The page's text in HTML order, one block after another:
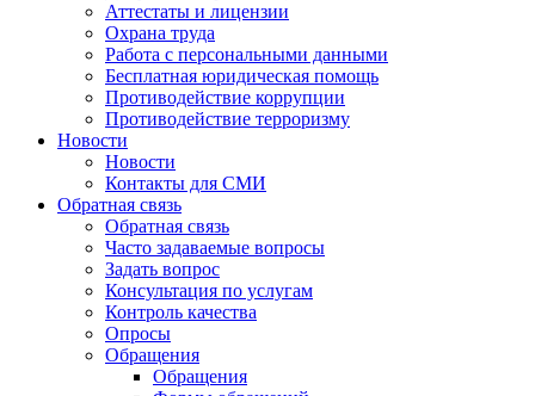
Аттестаты и лицензии
Охрана труда
Работа с персональными данными
Бесплатная юридическая помощь
Противодействие коррупции
Противодействие терроризму
Новости
Новости
Контакты для СМИ
Обратная связь
Обратная связь
Часто задаваемые вопросы
Задать вопрос
Консультация по услугам
Контроль качества
Опросы
Обращения
Обращения